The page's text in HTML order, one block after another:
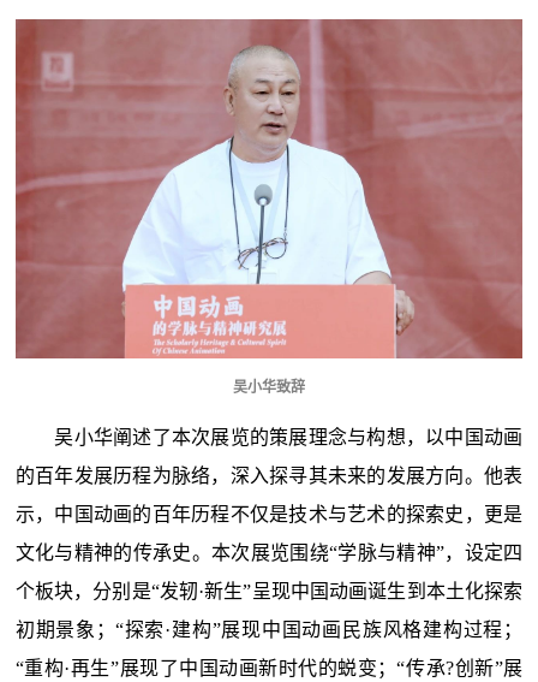
吴小华致辞
吴小华阐述了本次展览的策展理念与构想，以中国动画
的百年发展历程为脉络，深入探寻其未来的发展方向。他表
示，中国动画的百年历程不仅是技术与艺术的探索史，更是
文化与精神的传承史。本次展览围绕“学脉与精神”，设定四
个板块，分别是“发轫·新生”呈现中国动画诞生到本土化探索
初期景象；“探索·建构”展现中国动画民族风格建构过程；
“重构·再生”展现了中国动画新时代的蜕变；“传承?创新”展